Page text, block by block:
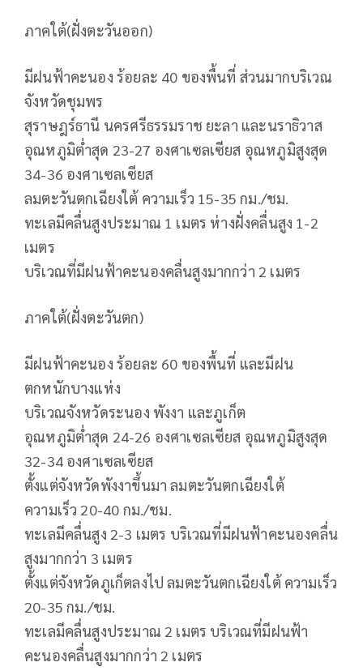
ภาคใต้(ฝั่งตะวันออก)
มีฝนฟ้าคะนอง ร้อยละ 40 ของพื้นที่ ส่วนมากบริเวณ
จังหวัดชุมพร
สุราษฎร์ธานี นครศรีธรรมราช ยะลา และนราธิวาส
อุณหภูมิต่ำสุด 23-27 องศาเซลเซียส อุณหภูมิสูงสุด
34-36 องศาเซลเซียส
ลมตะวันตกเฉียงใต้ ความเร็ว 15-35 กม./ชม.
ทะเลมีคลื่นสูงประมาณ 1 เมตร ห่างฝั่งคลื่นสูง 1-2
เมตร
บริเวณที่มีฝนฟ้าคะนองคลื่นสูงมากกว่า 2 เมตร
ภาคใต้(ฝั่งตะวันตก)
มีฝนฟ้าคะนอง ร้อยละ 60 ของพื้นที่ และมีฝน
ตกหนักบางแห่ง
บริเวณจังหวัดระนอง พังงา และภูเก็ต
อุณหภูมิต่ำสุด 24-26 องศาเซลเซียส อุณหภูมิสูงสุด
32-34 องศาเซลเซียส
ตั้งแต่จังหวัดพังงาขึ้นมา ลมตะวันตกเฉียงใต้
ความเร็ว 20-40 กม./ชม.
ทะเลมีคลื่นสูง 2-3 เมตร บริเวณที่มีฝนฟ้าคะนองคลื่น
สูงมากกว่า 3 เมตร
ตั้งแต่จังหวัดภูเก็ตลงไป ลมตะวันตกเฉียงใต้ ความเร็ว
20-35 กม./ชม.
ทะเลมีคลื่นสูงประมาณ 2 เมตร บริเวณที่มีฝนฟ้า
คะนองคลื่นสูงมากกว่า 2 เมตร